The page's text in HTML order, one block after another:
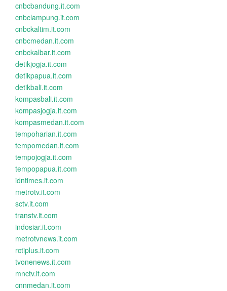
cnbcbandung.it.com
cnbclampung.it.com
cnbckaltim.it.com
cnbcmedan.it.com
cnbckalbar.it.com
detikjogja.it.com
detikpapua.it.com
detikbali.it.com
kompasbali.it.com
kompasjogja.it.com
kompasmedan.it.com
tempoharian.it.com
tempomedan.it.com
tempojogja.it.com
tempopapua.it.com
idntimes.it.com
metrotv.it.com
sctv.it.com
transtv.it.com
indosiar.it.com
metrotvnews.it.com
rctiplus.it.com
tvonenews.it.com
mnctv.it.com
cnnmedan.it.com